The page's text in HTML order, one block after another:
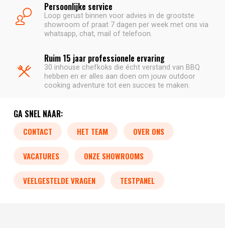
Persoonlijke service
Loop gerust binnen voor advies in de grootste
showroom of praat 7 dagen per week met ons via
whatsapp, chat, mail of telefoon.
Ruim 15 jaar professionele ervaring
30 inhouse chefkoks die écht verstand van BBQ
hebben en er alles aan doen om jouw outdoor
cooking adventure tot een succes te maken.
GA SNEL NAAR:
CONTACT HET TEAM OVER ONS
VACATURES ONZE SHOWROOMS
VEELGESTELDE VRAGEN TESTPANEL